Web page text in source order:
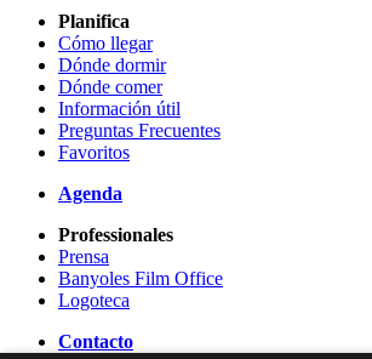
Planifica
Cómo llegar
Dónde dormir
Dónde comer
Información útil
Preguntas Frecuentes
Favoritos
Agenda
Professionales
Prensa
Banyoles Film Office
Logoteca
Contacto